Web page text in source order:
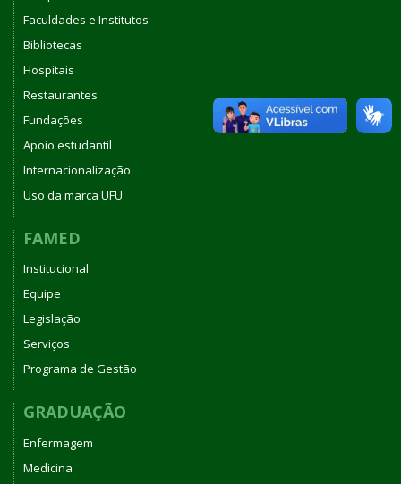
Faculdades e Institutos
Bibliotecas
Hospitais
Restaurantes
Fundações
Apoio estudantil
Internacionalização
Uso da marca UFU
FAMED
Institucional
Equipe
Legislação
Serviços
Programa de Gestão
GRADUAÇÃO
Enfermagem
Medicina